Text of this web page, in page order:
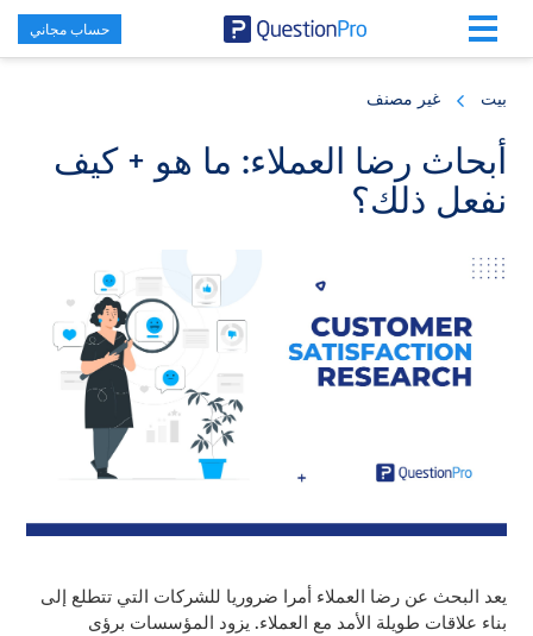
content
sidebar
حساب مجاني
بيت غير مصنف
أبحاث رضا العملاء: ما هو + كيف
نفعل ذلك؟
يعد البحث عن رضا العملاء أمرا ضروريا للشركات التي تتطلع إلى
بناء علاقات طويلة الأمد مع العملاء. يزود المؤسسات برؤى